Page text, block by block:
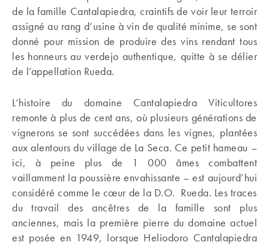
de la famille Cantalapiedra, craintifs de voir leur terroir
assigné au rang d’usine à vin de qualité minime, se sont
donné pour mission de produire des vins rendant tous
les honneurs au verdejo authentique, quitte à se délier
de l’appellation Rueda.
L’histoire du domaine Cantalapiedra Viticultores
remonte à plus de cent ans, où plusieurs générations de
vignerons se sont succédées dans les vignes, plantées
aux alentours du village de La Seca. Ce petit hameau –
ici, à peine plus de 1 000 âmes combattent
vaillamment la poussière envahissante – est aujourd’hui
considéré comme le cœur de la D.O. Rueda. Les traces
du travail des ancêtres de la famille sont plus
anciennes, mais la première pierre du domaine actuel
est posée en 1949, lorsque Heliodoro Cantalapiedra